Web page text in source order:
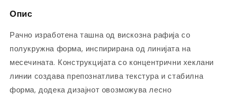
Коска
Опис
Рачно изработена ташна од вискозна рафија со
полукружна форма, инспирирана од линијата на
месечината. Конструкцијата со концентрични хеклани
линии создава препознатлива текстура и стабилна
форма, додека дизајнот овозможува лесно